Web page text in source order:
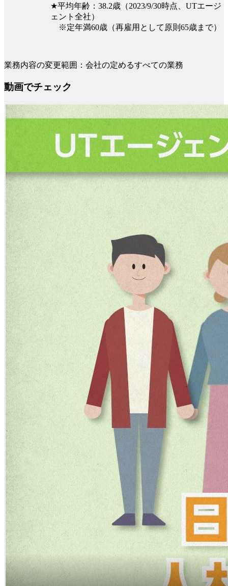
★平均年齢：38.2歳（2023/9/30時点、UTエージ
ェント全社）
※定年満60歳（再雇用として原則65歳まで）
業務内容の変更範囲：会社の定めるすべての業務
動画でチェック